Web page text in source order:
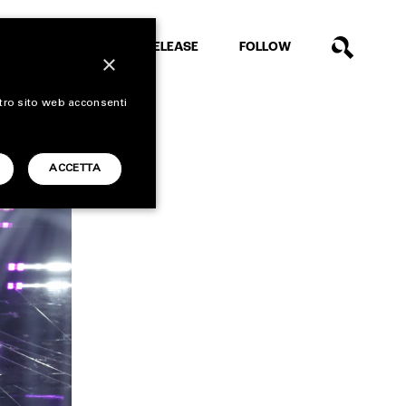
RELEASE FOLLOW
×
sito web acconsenti
ACCETTA